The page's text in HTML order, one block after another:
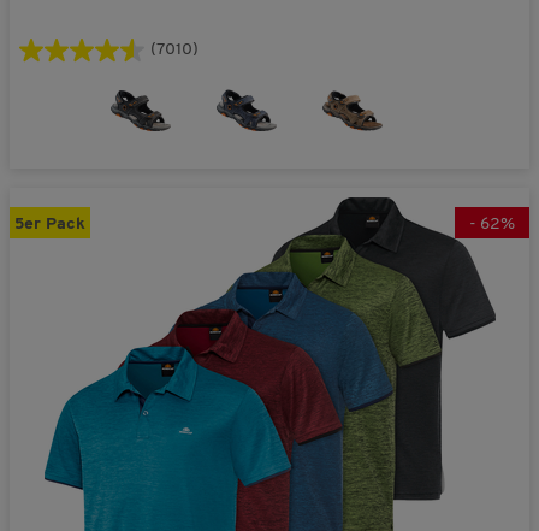
(7010)
5er Pack - 62%